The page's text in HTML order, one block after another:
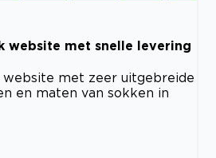
website met snelle levering
website met zeer uitgebreide
en maten van sokken in